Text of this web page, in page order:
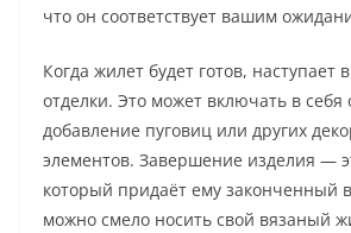
что он соответствует вашим
Когда жилет будет готов, наступает
отделки. Это может включать в себя
добавление пуговиц или других
элементов. Завершение изделия —
который придаёт ему законченный
можно смело носить свой вязаный